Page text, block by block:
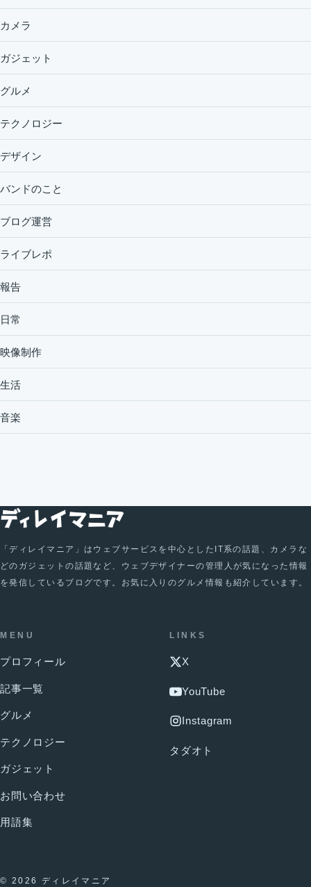
カメラ
ガジェット
グルメ
テクノロジー
デザイン
バンドのこと
ブログ運営
ライブレポ
報告
日常
映像制作
生活
音楽
「ディレイマニア」はウェブサービスを中心としたIT系の話題、カメラな
どのガジェットの話題など、ウェブデザイナーの管理人が気になった情報
を発信しているブログです。お気に入りのグルメ情報も紹介しています。
MENU
プロフィール
記事一覧
グルメ
テクノロジー
ガジェット
お問い合わせ
用語集
LINKS
X
YouTube
Instagram
タダオト
© 2026 ディレイマニア